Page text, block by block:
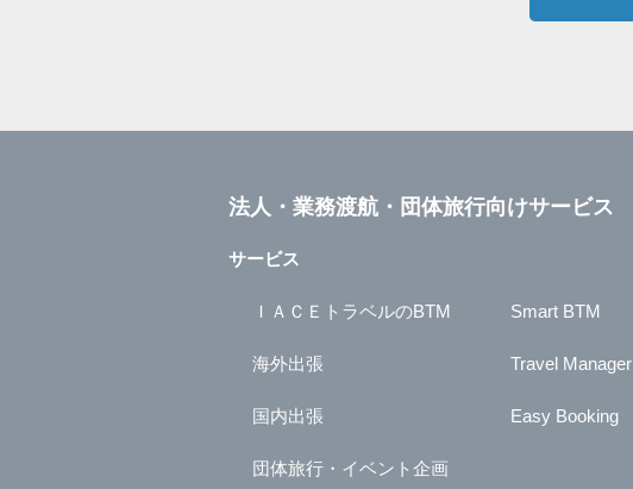
法人・業務渡航・団体旅行向けサービス
サービス
ＩＡＣＥトラベルのBTM
海外出張
国内出張
団体旅行・イベント企画
Smart BTM
Travel Manager
Easy Booking